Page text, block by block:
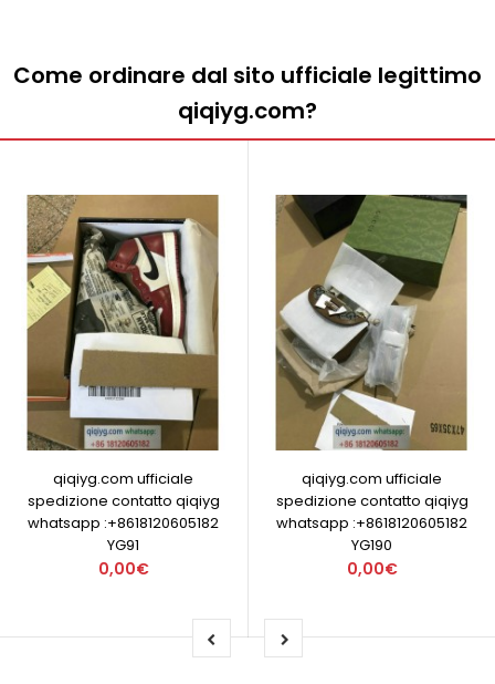
Come ordinare dal sito ufficiale legittimo
qiqiyg.com?
qiqiyg.com ufficiale
spedizione contatto qiqiyg
whatsapp :+8618120605182
YG91
0,00€
qiqiyg.com ufficiale
spedizione contatto qiqiyg
whatsapp :+8618120605182
YG190
0,00€